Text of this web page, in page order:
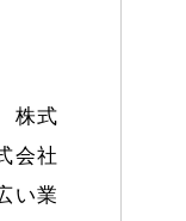
株式
会社
い業